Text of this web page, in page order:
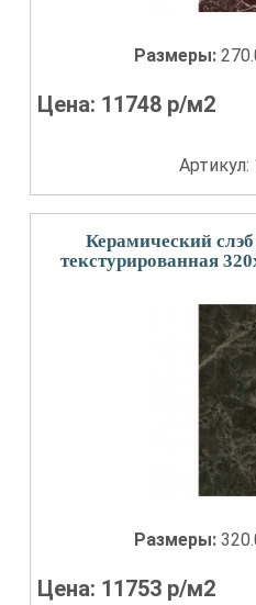
Размеры:
Цена: 11748 р/м2
Артикул:
Керамический
текстурированная
Размеры:
Цена: 11753 р/м2